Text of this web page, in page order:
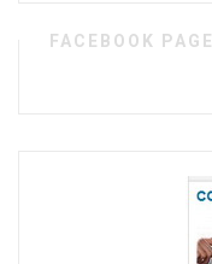
FACEBOOK PAGE